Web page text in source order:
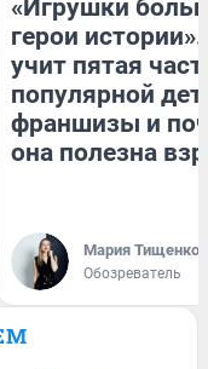
«Игрушки
герои
учит пятая
популярной
франшизы и
она полезна
Мария Тищенко
Обозреватель